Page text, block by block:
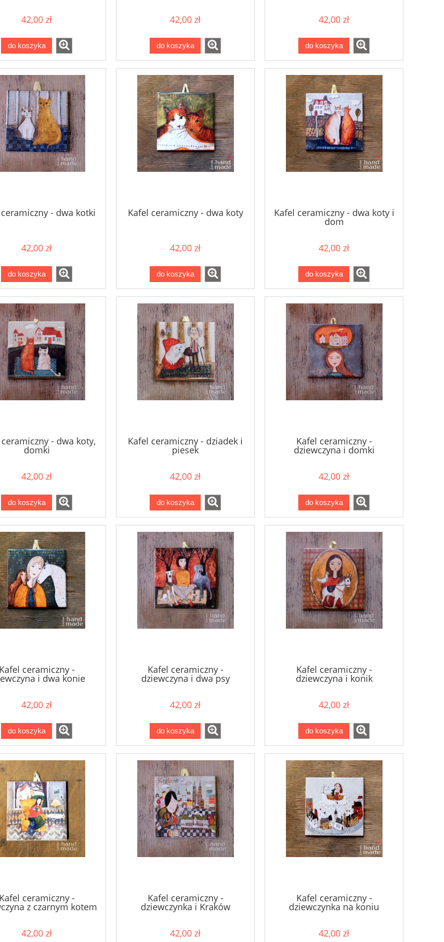
42,00 zł
do koszyka
42,00 zł
do koszyka
42,00 zł
do koszyka
- dwa kotki
42,00 zł
do koszyka
Kafel ceramiczny - dwa koty
42,00 zł
do koszyka
Kafel ceramiczny - dwa koty i
dom
42,00 zł
do koszyka
- dwa koty,
domki
42,00 zł
do koszyka
Kafel ceramiczny - dziadek i
piesek
42,00 zł
do koszyka
Kafel ceramiczny -
dziewczyna i domki
42,00 zł
do koszyka
ceramiczny -
i dwa konie
42,00 zł
do koszyka
Kafel ceramiczny -
dziewczyna i dwa psy
42,00 zł
do koszyka
Kafel ceramiczny -
dziewczyna i konik
42,00 zł
do koszyka
ceramiczny -
z czarnym kotem
42,00 zł
Kafel ceramiczny -
dziewczynka i Kraków
42,00 zł
Kafel ceramiczny -
dziewczynka na koniu
42,00 zł